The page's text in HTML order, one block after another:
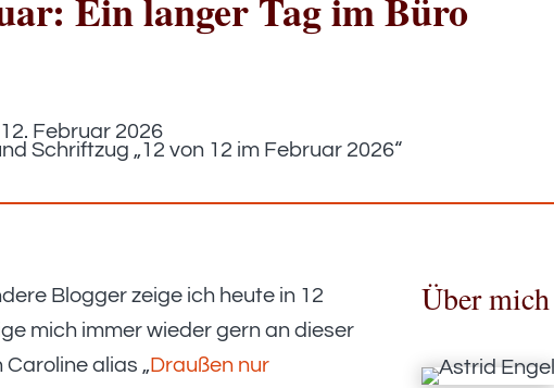
12. Februar 2026
Blogger zeige ich heute in 12
mich immer wieder gern an dieser
alias „Draußen nur
Über mich